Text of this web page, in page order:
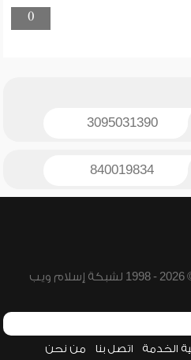
0
3095031390
840019834
الخدمة اتصل بنا من نحن